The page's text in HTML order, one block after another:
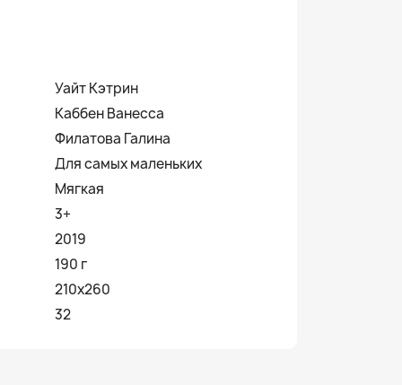
Уайт Кэтрин
Каббен Ванесса
Филатова Галина
Для самых маленьких
Мягкая
3+
2019
190 г
210х260
32